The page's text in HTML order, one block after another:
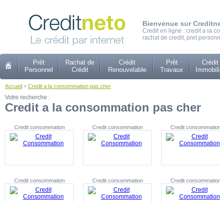
Bienvenue sur
Credit en ligne : credit a la
rachat de credit, pret
Prêt
Personnel
Rachat de
Crédit
Crédit
Renouvelable
Prêt
Travaux
Crédit
Accueil > Credit a la consommation pas cher
Votre recherche :
Credit a la consommation pas cher
Credit consommation Credit consommation Credit
Credit consommation Credit consommation Credit